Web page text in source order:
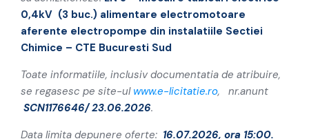
0,4kV (3 buc.) alimentare electromotoare
aferente electropompe din instalatiile Sectiei
Chimice – CTE Bucuresti Sud
Toate informatiile, inclusiv documentatia de atribuire,
se regasesc pe site-ul www.e-licitatie.ro, nr.anunt
SCN1176646/ 23.06.2026.
Data limita depunere oferte: 16.07.2026, ora 15:00.